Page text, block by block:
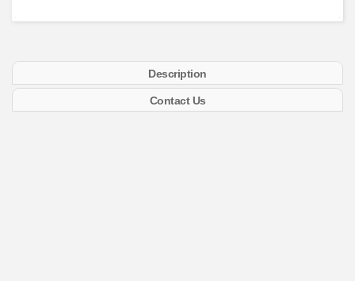
Description
Contact Us